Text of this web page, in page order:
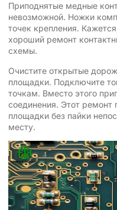
Приподнятые медные
невозможной. Ножки
точек крепления.
хороший ремонт
схемы.
Очистите открытые
площадки. Подключите
точкам. Вместо этого
соединения. Этот ремонт
площадки без пайки
месту.